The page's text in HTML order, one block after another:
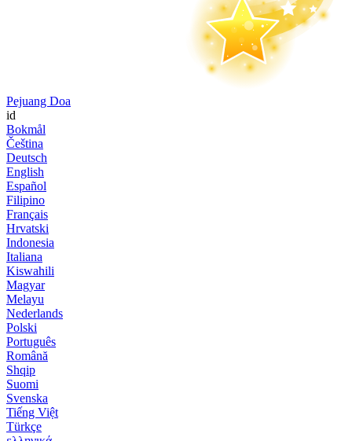
Pejuang Doa
id
Bokmål
Čeština
Deutsch
English
Español
Filipino
Français
Hrvatski
Indonesia
Italiana
Kiswahili
Magyar
Melayu
Nederlands
Polski
Português
Română
Shqip
Suomi
Svenska
Tiếng Việt
Türkçe